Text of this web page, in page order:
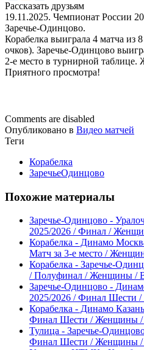
Рассказать друзьям
19.11.2025. Чемпионат России
Заречье-Одинцово.
Корабелка выиграла 4 матча из
очков). Заречье-Одинцово
2-е место в турнирной
Приятного просмотра!
Comments are disabled
Опубликовано в Видео матчей
Теги
Корабелка
ЗаречьеОдинцово
Похожие материалы
Заречье-Одинцово -
2025/2026 / Финал /
Корабелка - Динамо
Матч за 3-е место /
Корабелка - Заречье-
/ Полуфинал / Женщины /
Заречье-Одинцово -
2025/2026 / Финал Шести
Корабелка - Динамо
Финал Шести / Женщины /
Тулица - Заречье-
Финал Шести / Женщины /